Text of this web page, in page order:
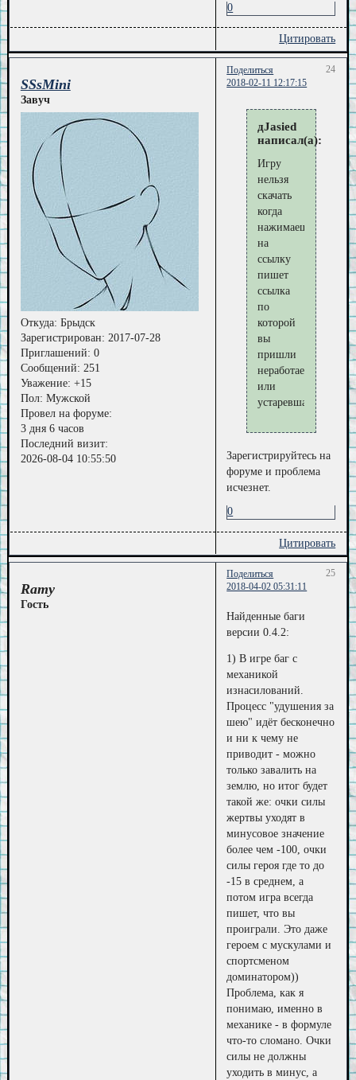
0
Цитировать
Поделиться
24
2018-02-11 12:17:15
SSsMini
Завуч
Откуда: Брыдск
Зарегистрирован: 2017-07-28
Приглашений: 0
Сообщений: 251
Уважение: +15
Пол: Мужской
Провел на форуме:
3 дня 6 часов
Последний визит:
2026-08-04 10:55:50
дJasied
написал(а):
Игру
нельзя
скачать
когда
нажимаешь
на
ссылку
пишет
ссылка
по
которой
вы
пришли
неработает
или
устаревшая
Зарегистрируйтесь на
форуме и проблема
исчезнет.
0
Цитировать
Поделиться
25
2018-04-02 05:31:11
Ramy
Гость
Найденные баги
версии 0.4.2:
1) В игре баг с
механикой
изнасилований.
Процесс "удушения за
шею" идёт бесконечно
и ни к чему не
приводит - можно
только завалить на
землю, но итог будет
такой же: очки силы
жертвы уходят в
минусовое значение
более чем -100, очки
силы героя где то до
-15 в среднем, а
потом игра всегда
пишет, что вы
проиграли. Это даже
героем с мускулами и
спортсменом
доминатором))
Проблема, как я
понимаю, именно в
механике - в формуле
что-то сломано. Очки
силы не должны
уходить в минус, а